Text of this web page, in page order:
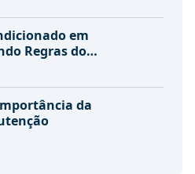
em
Regras do
da